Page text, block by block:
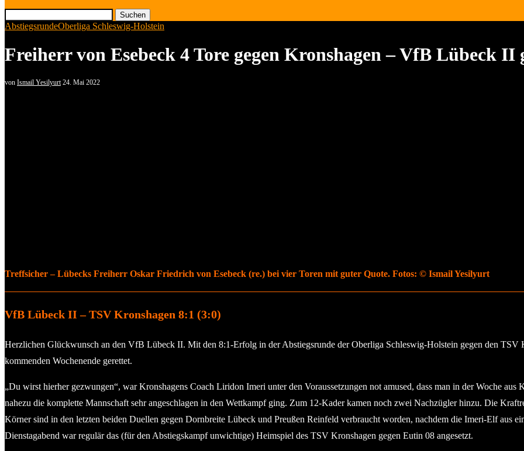
Suchen
AbstiegsrundeOberliga Schleswig-Holstein
Freiherr von Esebeck 4 Tore gegen Kronshagen – VfB Lübeck II
von Ismail Yesilyurt 24. Mai 2022
Treffsicher – Lübecks Freiherr Oskar Friedrich von Esebeck (re.) bei vier Toren mit guter Quote. Fotos: © Ismail Yesilyurt
VfB Lübeck II – TSV Kronshagen 8:1 (3:0)
Herzlichen Glückwunsch an den VfB Lübeck II. Mit den 8:1-Erfolg in der Abstiegsrunde der Oberliga Schleswig-Holstein gegen den TSV
kommenden Wochenende gerettet.
„Du wirst hierher gezwungen“, war Kronshagens Coach Liridon Imeri unter den Voraussetzungen not amused, dass man in der Woche
nahezu die komplette Mannschaft sehr angeschlagen in den Wettkampf ging. Zum 12-Kader kamen noch zwei Nachzügler hinzu. Die
Körner sind in den letzten beiden Duellen gegen Dornbreite Lübeck und Preußen Reinfeld verbraucht worden, nachdem die Imeri-Elf aus
Dienstagabend war regulär das (für den Abstiegskampf unwichtige) Heimspiel des TSV Kronshagen gegen Eutin 08 angesetzt.